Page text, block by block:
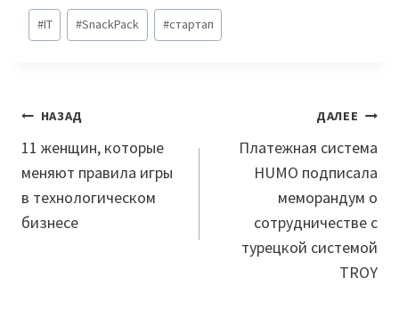
Метки
записи:
#IT #SnackPack #стартап
Навигация
по
записям
НАЗАД
11 женщин, которые
меняют правила игры
в технологическом
бизнесе
ДАЛЕЕ
Платежная система
HUMO подписала
меморандум о
сотрудничестве с
турецкой системой
TROY